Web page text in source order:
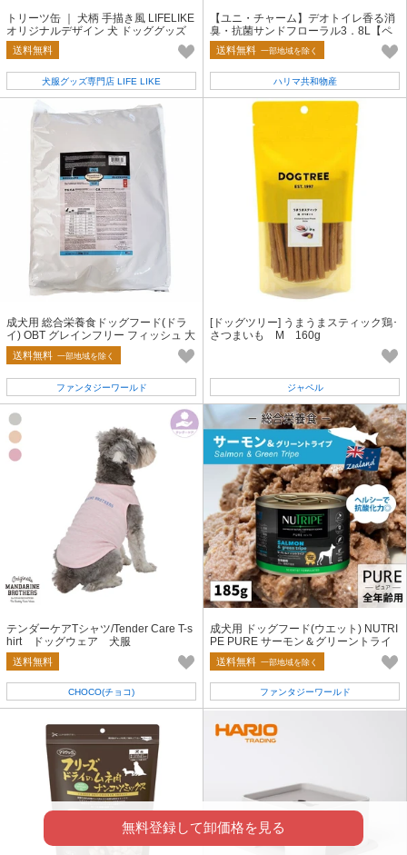
トリーツ缶 ｜ 犬柄 手描き風 LIFELIKE
オリジナルデザイン 犬 ドッググッズ
おやつ缶
送料無料
犬服グッズ専門店 LIFE LIKE
【ユニ・チャーム】デオトイレ香る消
臭・抗菌サンドフローラル3．8L【ペ
ット用品】
送料無料 一部地域を除く
ハリマ共和物産
成犬用 総合栄養食ドッグフード(ドラ
イ) OBT グレインフリー フィッシュ 大
粒 13.6kg
送料無料 一部地域を除く
ファンタジーワールド
[ドッグツリー] うまうまスティック鶏･
さつまいも M 160g
ジャペル
テンダーケアTシャツ/Tender Care T-s
hirt ドッグウェア 犬服
送料無料
CHOCO(チョコ)
成犬用 ドッグフード(ウエット) NUTRI
PE PURE サーモン＆グリーントライ
プ 185g
送料無料 一部地域を除く
ファンタジーワールド
無料登録して卸価格を見る